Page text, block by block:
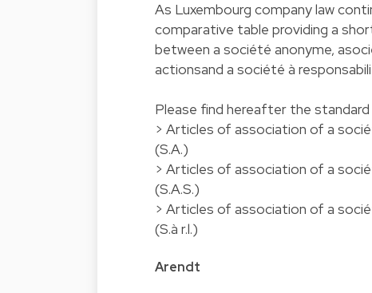
As Luxembourg company law
comparative table providing a
between a société anonyme,
actionsand a société à
Please find hereafter the
> Articles of association of a
(S.A.)
> Articles of association of a
(S.A.S.)
> Articles of association of a
(S.à r.l.)
Arendt